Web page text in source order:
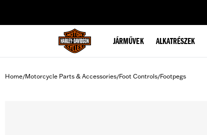
JÁRMŰVEK ALKATRÉSZEK
Home/Motorcycle Parts & Accessories/Foot Controls/Footpegs